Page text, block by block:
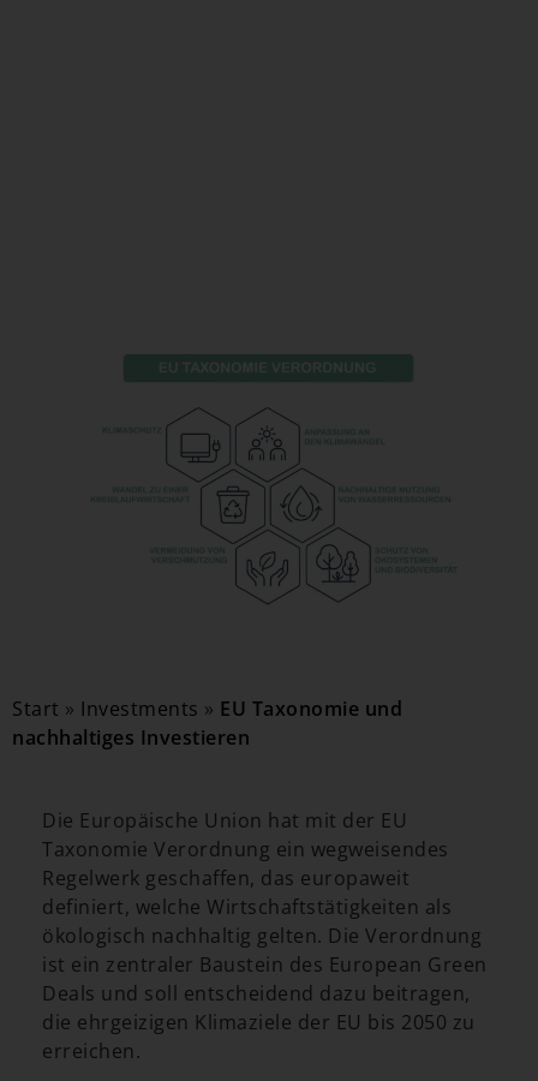
Start » Investments » EU Taxonomie und
nachhaltiges Investieren
Die Europäische Union hat mit der EU
Taxonomie Verordnung ein wegweisendes
Regelwerk geschaffen, das europaweit
definiert, welche Wirtschaftstätigkeiten als
ökologisch nachhaltig gelten. Die Verordnung
ist ein zentraler Baustein des European Green
Deals und soll entscheidend dazu beitragen,
die ehrgeizigen Klimaziele der EU bis 2050 zu
erreichen.